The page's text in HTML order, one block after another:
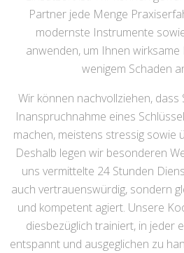
Partner jede Menge
modernste Instrumente
anwenden, um Ihnen
wenigem Schaden
Wir können nachvollziehen, dass
Inanspruchnahme eines
machen, meistens stressig sowie
Deshalb legen wir besonderen
uns vermittelte 24 Stunden
auch vertrauenswürdig, sondern
und kompetent agiert. Unsere
diesbezüglich trainiert, in jeder
entspannt und ausgeglichen zu